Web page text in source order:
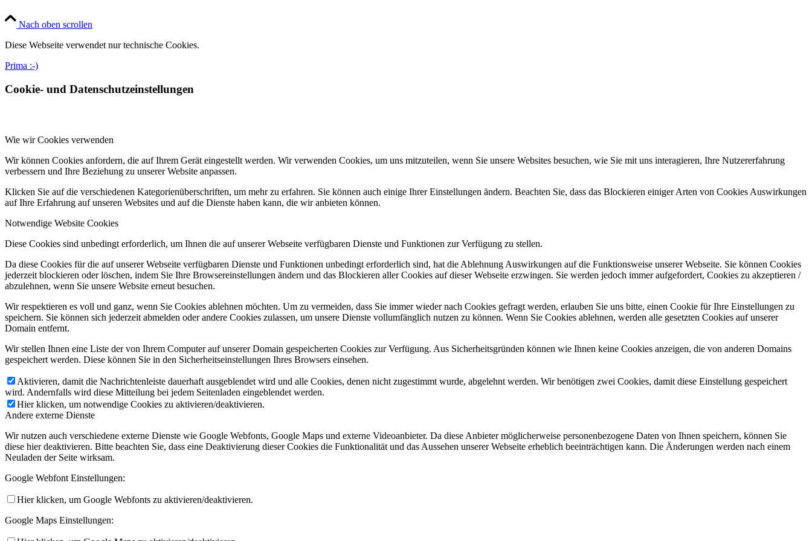
Nach oben scrollen
Diese Webseite verwendet nur technische Cookies.
Prima :-)
Cookie- und Datenschutzeinstellungen
Wie wir Cookies verwenden
Wir können Cookies anfordern, die auf Ihrem Gerät eingestellt werden. Wir verwenden Cookies, um uns mitzuteilen, wenn Sie unsere Websites besuchen, wie Sie mit uns interagieren, Ihre Nutzererfahrung
verbessern und Ihre Beziehung zu unserer Website anpassen.
Klicken Sie auf die verschiedenen Kategorienüberschriften, um mehr zu erfahren. Sie können auch einige Ihrer Einstellungen ändern. Beachten Sie, dass das Blockieren einiger Arten von Cookies Auswirkungen
auf Ihre Erfahrung auf unseren Websites und auf die Dienste haben kann, die wir anbieten können.
Notwendige Website Cookies
Diese Cookies sind unbedingt erforderlich, um Ihnen die auf unserer Webseite verfügbaren Dienste und Funktionen zur Verfügung zu stellen.
Da diese Cookies für die auf unserer Webseite verfügbaren Dienste und Funktionen unbedingt erforderlich sind, hat die Ablehnung Auswirkungen auf die Funktionsweise unserer Webseite. Sie können Cookies
jederzeit blockieren oder löschen, indem Sie Ihre Browsereinstellungen ändern und das Blockieren aller Cookies auf dieser Webseite erzwingen. Sie werden jedoch immer aufgefordert, Cookies zu akzeptieren /
abzulehnen, wenn Sie unsere Website erneut besuchen.
Wir respektieren es voll und ganz, wenn Sie Cookies ablehnen möchten. Um zu vermeiden, dass Sie immer wieder nach Cookies gefragt werden, erlauben Sie uns bitte, einen Cookie für Ihre Einstellungen zu
speichern. Sie können sich jederzeit abmelden oder andere Cookies zulassen, um unsere Dienste vollumfänglich nutzen zu können. Wenn Sie Cookies ablehnen, werden alle gesetzten Cookies auf unserer
Domain entfernt.
Wir stellen Ihnen eine Liste der von Ihrem Computer auf unserer Domain gespeicherten Cookies zur Verfügung. Aus Sicherheitsgründen können wie Ihnen keine Cookies anzeigen, die von anderen Domains
gespeichert werden. Diese können Sie in den Sicherheitseinstellungen Ihres Browsers einsehen.
Aktivieren, damit die Nachrichtenleiste dauerhaft ausgeblendet wird und alle Cookies, denen nicht zugestimmt wurde, abgelehnt werden. Wir benötigen zwei Cookies, damit diese Einstellung gespeichert
wird. Andernfalls wird diese Mitteilung bei jedem Seitenladen eingeblendet werden.
Hier klicken, um notwendige Cookies zu aktivieren/deaktivieren.
Andere externe Dienste
Wir nutzen auch verschiedene externe Dienste wie Google Webfonts, Google Maps und externe Videoanbieter. Da diese Anbieter möglicherweise personenbezogene Daten von Ihnen speichern, können Sie
diese hier deaktivieren. Bitte beachten Sie, dass eine Deaktivierung dieser Cookies die Funktionalität und das Aussehen unserer Webseite erheblich beeinträchtigen kann. Die Änderungen werden nach einem
Neuladen der Seite wirksam.
Google Webfont Einstellungen:
Hier klicken, um Google Webfonts zu aktivieren/deaktivieren.
Google Maps Einstellungen: